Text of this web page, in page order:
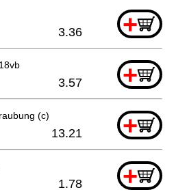
+
3.36
+
3.57
(c) +
13.21
+
1.78